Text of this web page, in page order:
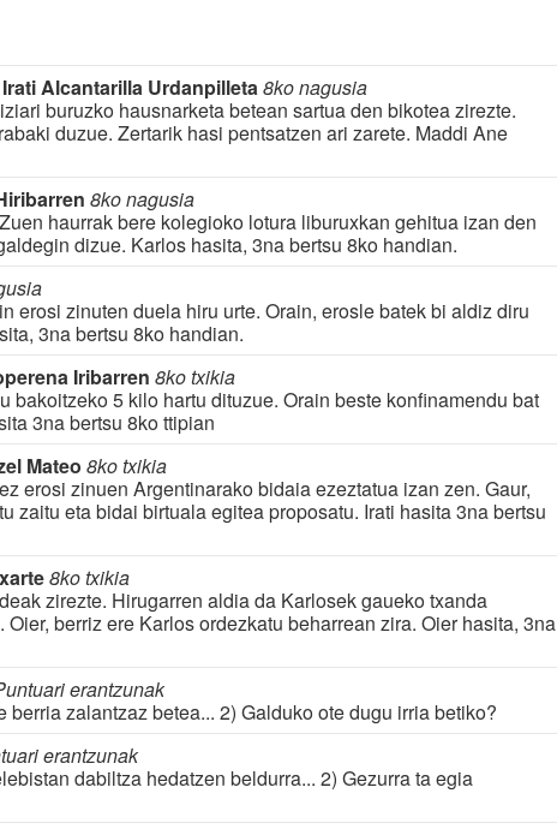
Irati Alcantarilla Urdanpilleta8ko nagusia
buruzko hausnarketa betean sartua den bikotea zirezte.
duzue. Zertarik hasi pentsatzen ari zarete. Maddi Ane
8ko nagusia
haurrak bere kolegioko lotura liburuxkan gehitua izan den
dizue. Karlos hasita, 3na bertsu 8ko handian.
erosi zinuten duela hiru urte. Orain, erosle batek bi aldiz diru
3na bertsu 8ko handian.
Iribarren 8ko txikia
bakoitzeko 5 kilo hartu dituzue. Orain beste konfinamendu bat
3na bertsu 8ko ttipian
Mateo 8ko txikia
erosi zinuen Argentinarako bidaia ezeztatua izan zen. Gaur,
zaitu eta bidai birtuala egitea proposatu. Irati hasita 3na bertsu
8ko txikia
zirezte. Hirugarren aldia da Karlosek gaueko txanda
berriz ere Karlos ordezkatu beharrean zira. Oier hasita, 3na
erantzunak
berria zalantzaz betea... 2) Galduko ote dugu irria betiko?
erantzunak
dabiltza hedatzen beldurra... 2) Gezurra ta egia